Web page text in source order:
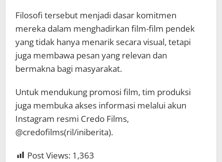
Filosofi tersebut menjadi dasar komitmen
mereka dalam menghadirkan film-film pendek
yang tidak hanya menarik secara visual, tetapi
juga membawa pesan yang relevan dan
bermakna bagi masyarakat.
Untuk mendukung promosi film, tim produksi
juga membuka akses informasi melalui akun
Instagram resmi Credo Films,
@credofilms(ril/iniberita).
Post Views: 1,363